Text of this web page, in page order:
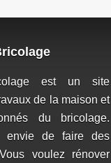
est un site
de la maison et
du bricolage.
envie de faire des
voulez rénover